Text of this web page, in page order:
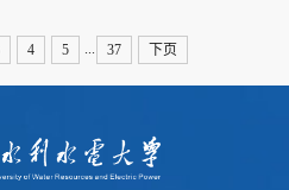
4 5 ... 37 下页